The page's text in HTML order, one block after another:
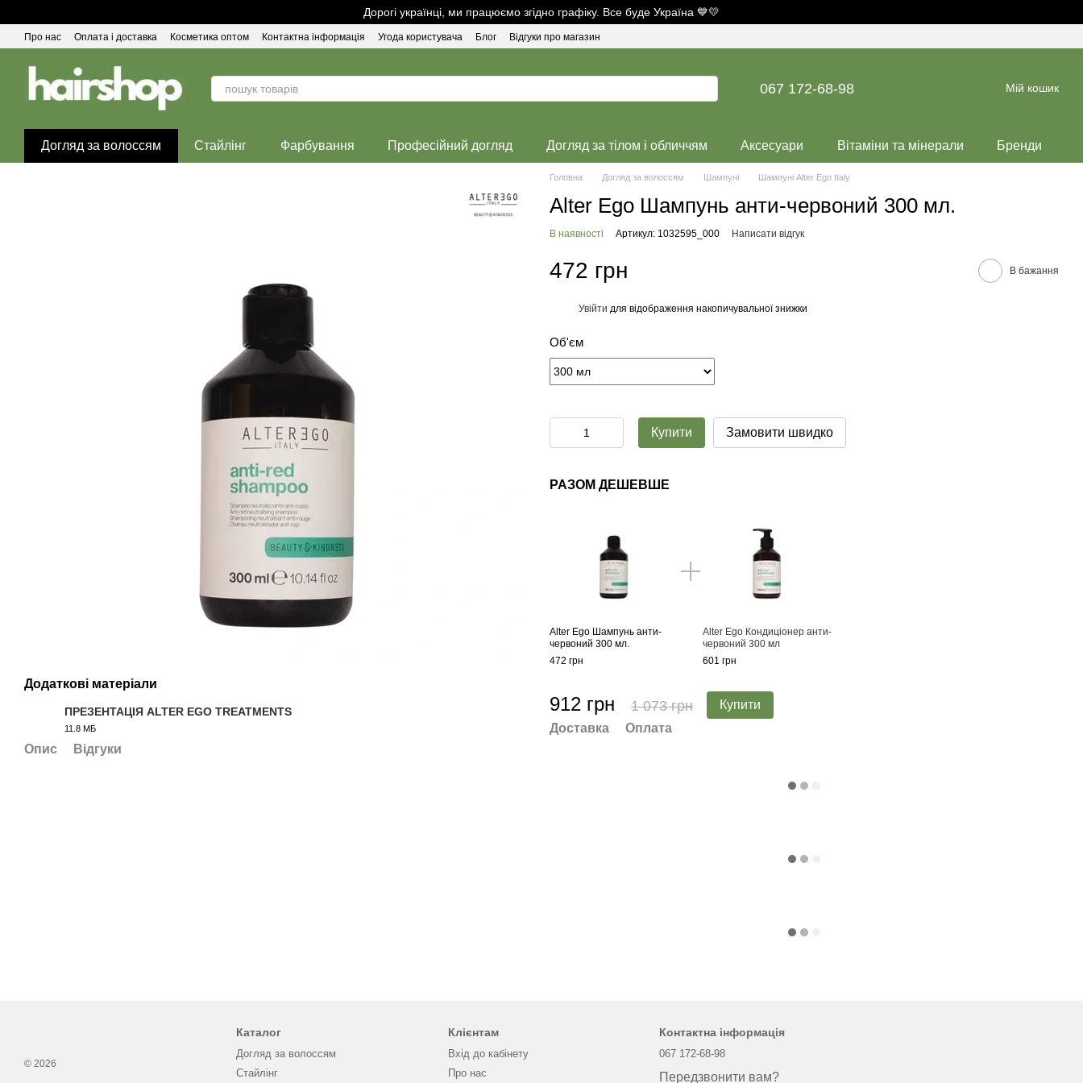
Дорогі українці, ми працюємо згідно графіку. Все буде Україна 💙💛
Про нас Оплата і доставка Косметика оптом Контактна інформація Угода користувача Блог Відгуки про магазин
067 172-68-98 Мій кошик
Догляд за волоссям Стайлінг Фарбування Професійний догляд Догляд за тілом і обличчям Аксесуари Вітаміни та мінерали Бренди
Додаткові матеріали
ПРЕЗЕНТАЦІЯ ALTER EGO TREATMENTS
11.8 МБ
Опис Відгуки
Головна Догляд за волоссям Шампуні Шампуні Alter Ego Italy
Alter Ego Шампунь анти-червоний 300 мл.
В наявності Артикул: 1032595_000 Написати відгук
472 грн В бажання
Увійти для відображення накопичувальної знижки
Об'єм
Купити Замовити швидко
РАЗОМ ДЕШЕВШЕ
Alter Ego Шампунь анти-
червоний 300 мл.
472 грн
Alter Ego Кондиціонер анти-
червоний 300 мл
601 грн
912 грн 1 073 грн
Купити
Доставка
Оплата
© 2026
Каталог
Догляд за волоссям
Стайлінг
Клієнтам
Вхід до кабінету
Про нас
Контактна інформація
067 172-68-98
Передзвонити вам?